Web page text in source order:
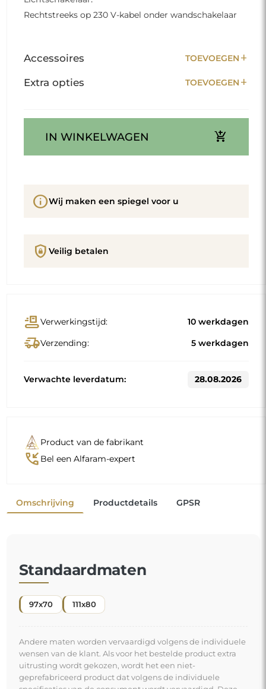
Rechtstreeks op 230 V-kabel onder wandschakelaar
Accessoires TOEVOEGEN add
Extra opties TOEVOEGEN add
IN WINKELWAGEN add_shopping_cart
infoWij maken een spiegel voor u
shield_lock Veilig betalen
conveyor_beltVerwerkingstijd: 10 werkdagen
delivery_truck_speedVerzending: 5 werkdagen
Verwachte leverdatum: 28.08.2026
Product van de fabrikant
phone_callback Bel een Alfaram-expert
Omschrijving Productdetails GPSR
Standaardmaten
97x70 111x80
Andere maten worden vervaardigd volgens de individuele
wensen van de klant. Als voor het bestelde product extra
uitrusting wordt gekozen, wordt het een niet-
geprefabriceerd product dat volgens de individuele